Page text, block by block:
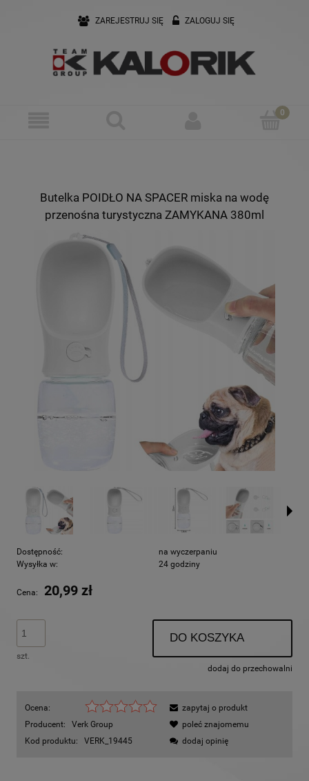
ZAREJESTRUJ SIĘ ZALOGUJ SIĘ
Butelka POIDŁO NA SPACER miska na wodę
przenośna turystyczna ZAMYKANA 380ml
Dostępność:
na wyczerpaniu
Wysyłka w:
24 godziny
Cena: 20,99 zł
szt.
DO KOSZYKA
dodaj do przechowalni
Ocena:
Producent:
Verk Group
Kod produktu:
VERK_19445
zapytaj o produkt
poleć znajomemu
dodaj opinię